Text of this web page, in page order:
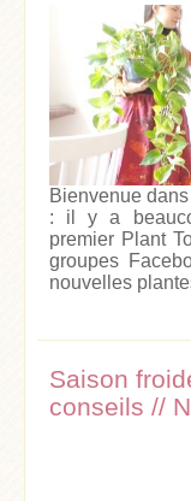
Bienvenue
: il y a
premier Plant
groupes
nouvelles
Saison
conseils //